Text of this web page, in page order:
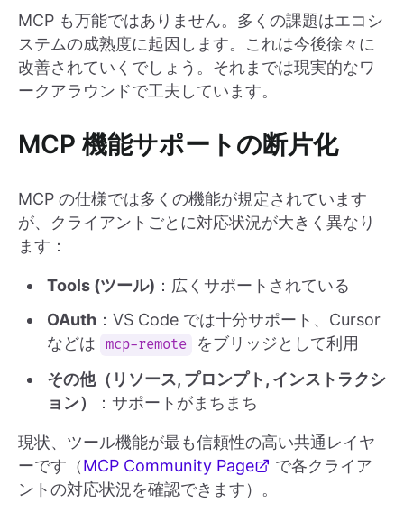
MCP も万能ではありません。多くの課題はエコシ
ステムの成熟度に起因します。これは今後徐々に
改善されていくでしょう。それまでは現実的なワ
ークアラウンドで工夫しています。
MCP 機能サポートの断片化
MCP の仕様では多くの機能が規定されています
が、クライアントごとに対応状況が大きく異なり
ます：
Tools (ツール) ：広くサポートされている
OAuth ：VS Code では十分サポート、Cursor
などは
mcp-remote
をブリッジとして利用
その他（リソース, プロンプト, インストラクシ
ョン）
：サポートがまちまち
現状、ツール機能が最も信頼性の高い共通レイヤ
ーです（MCP Community Page
で各クライア
ントの対応状況を確認できます）。